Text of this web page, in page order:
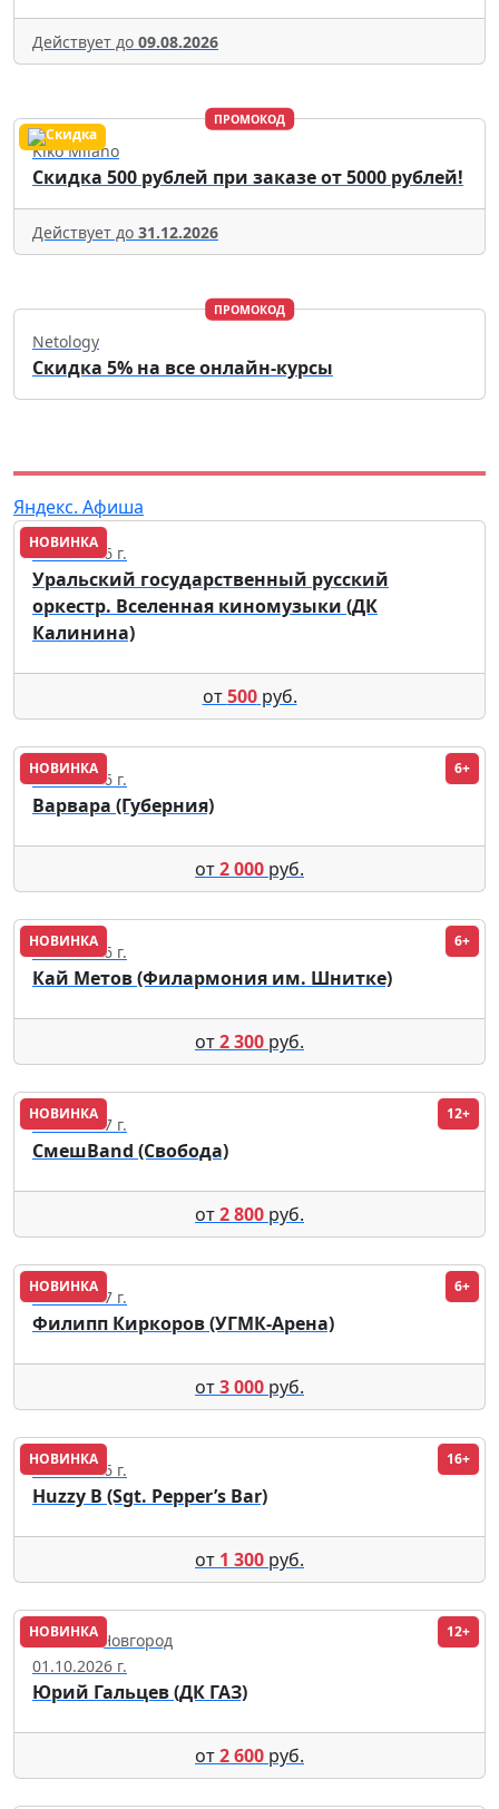
Действует до 09.08.2026
ПРОМОКОД
Kiko Milano
Скидка 500 рублей при заказе от 5000 рублей!
Действует до 31.12.2026
ПРОМОКОД
Netology
Скидка 5% на все онлайн-курсы
Яндекс. Афиша
НОВИНКА
03.10.2026 г.
Уральский государственный русский
оркестр. Вселенная киномузыки (ДК
Калинина)
от500руб.
НОВИНКА 6+
12.11.2026 г.
Варвара (Губерния)
от2 000 руб.
НОВИНКА 6+
12.10.2026 г.
Кай Метов (Филармония им. Шнитке)
от2 300 руб.
НОВИНКА 12+
01.04.2027 г.
СмешBand (Свобода)
от2 800 руб.
НОВИНКА 6+
05.01.2027 г.
Филипп Киркоров (УГМК-Арена)
от3 000 руб.
НОВИНКА 16+
12.09.2026 г.
Huzzy B (Sgt. Pepper’s Bar)
от 1 300 руб.
НОВИНКА 12+
Нижний Новгород
01.10.2026 г.
Юрий Гальцев (ДК ГАЗ)
от2 600 руб.